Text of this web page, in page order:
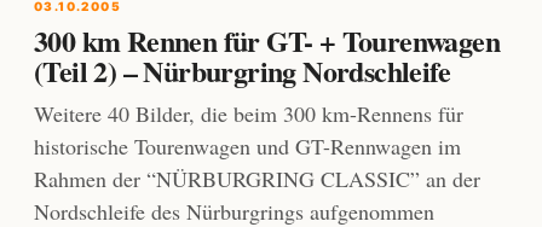
03.10.2005
300 km Rennen für GT- + Tourenwagen
(Teil 2) – Nürburgring Nordschleife
Weitere 40 Bilder, die beim 300 km-Rennens für
historische Tourenwagen und GT-Rennwagen im
Rahmen der “NÜRBURGRING CLASSIC” an der
Nordschleife des Nürburgrings aufgenommen